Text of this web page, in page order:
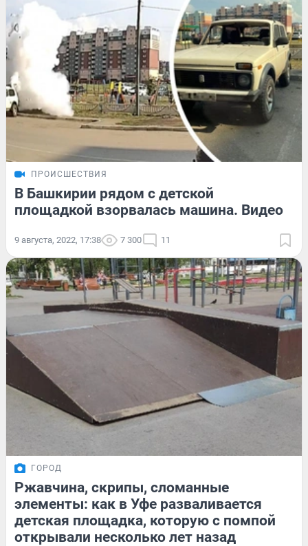
ПРОИСШЕСТВИЯ
В Башкирии рядом с детской
площадкой взорвалась машина. Видео
9 августа, 2022, 17:38 7 300 11
ГОРОД
Ржавчина, скрипы, сломанные
элементы: как в Уфе разваливается
детская площадка, которую с помпой
открывали несколько лет назад